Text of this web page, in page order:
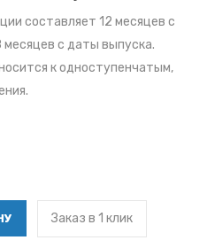
составляет 12 месяцев с
с даты выпуска.
к одноступенчатым,
Заказ в 1 клик